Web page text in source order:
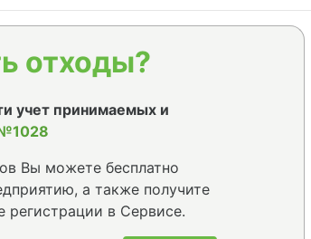
отходы?
учет принимаемых и
Вы можете бесплатно
а также получите
регистрации в Сервисе.